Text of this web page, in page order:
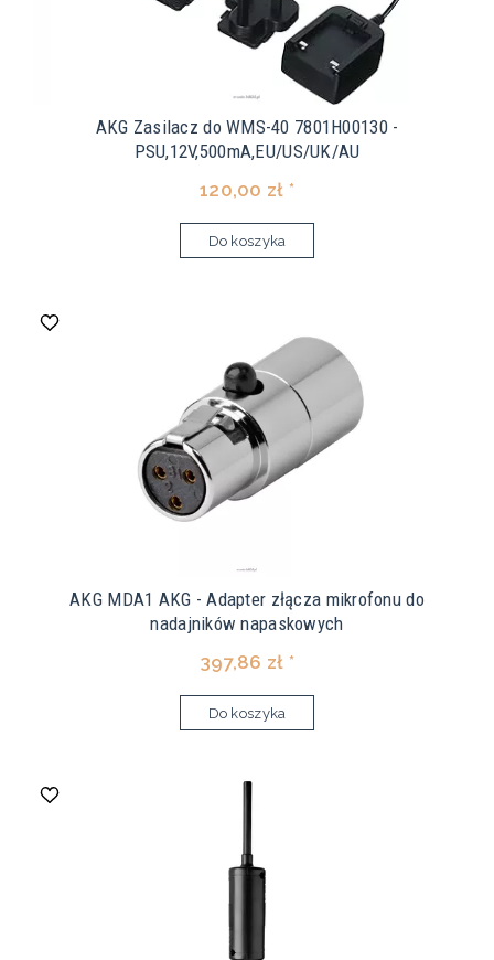
AKG Zasilacz do WMS-40 7801H00130 -
PSU,12V,500mA,EU/US/UK/AU
120,00 zł *
Do koszyka
AKG MDA1 AKG - Adapter złącza mikrofonu do
nadajników napaskowych
397,86 zł *
Do koszyka